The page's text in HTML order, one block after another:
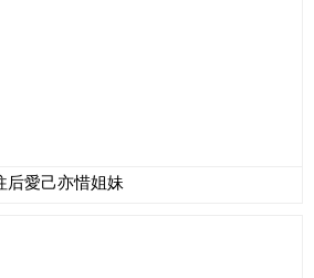
后愛己亦惜姐妹